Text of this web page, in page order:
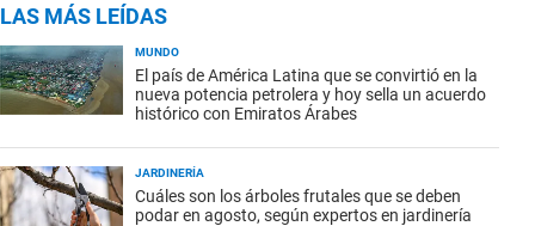
LAS MÁS LEÍDAS
MUNDO
El país de América Latina que se convirtió en la
nueva potencia petrolera y hoy sella un acuerdo
histórico con Emiratos Árabes
JARDINERÍA
Cuáles son los árboles frutales que se deben
podar en agosto, según expertos en jardinería